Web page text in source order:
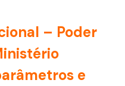
– Poder
e